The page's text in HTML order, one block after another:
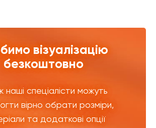
візуалізацію
безкоштовно
наші спеціалісти можуть
вірно обрати розміри,
та додаткові опції